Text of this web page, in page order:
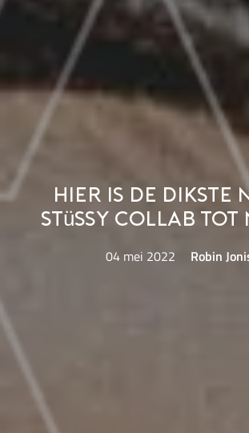
Hier is de dikste
Stüssy collab tot
04 mei 2022 Robin